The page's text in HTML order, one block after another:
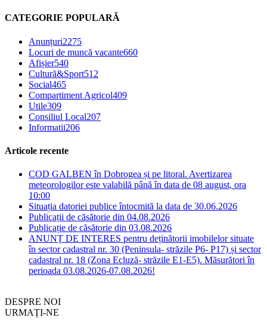
CATEGORIE POPULARĂ
Anunțuri2275
Locuri de muncă vacante660
Afișier540
Cultură&Sport512
Social465
Compartiment Agricol409
Utile309
Consiliul Local207
Informatii206
Articole recente
COD GALBEN în Dobrogea și pe litoral. Avertizarea
meteorologilor este valabilă până în data de 08 august, ora
10:00
Situația datoriei publice întocmită la data de 30.06.2026
Publicații de căsătorie din 04.08.2026
Publicație de căsătorie din 03.08.2026
ANUNȚ DE INTERES pentru deținătorii imobilelor situate
în sector cadastral nr. 30 (Peninsula- străzile P6- P17) și sector
cadastral nr. 18 (Zona Ecluză- străzile E1-E5). Măsurători în
perioada 03.08.2026-07.08.2026!
DESPRE NOI
URMAȚI-NE